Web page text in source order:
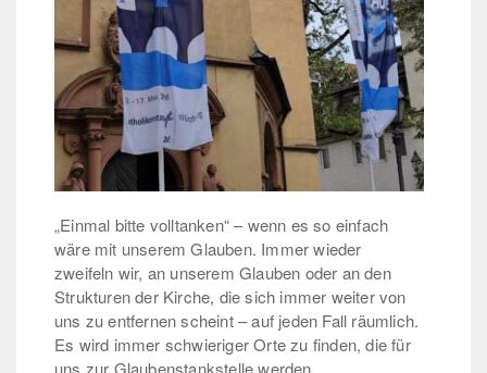
Kampagnen
„Einmal bitte volltanken“ – wenn es so einfach
wäre mit unserem Glauben. Immer wieder
zweifeln wir, an unserem Glauben oder an den
Strukturen der Kirche, die sich immer weiter von
uns zu entfernen scheint – auf jeden Fall räumlich.
Es wird immer schwieriger Orte zu finden, die für
uns zur Glaubenstankstelle werden.